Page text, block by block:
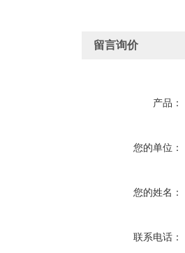
留言询价
产品：
您的单位：
您的姓名：
联系电话：